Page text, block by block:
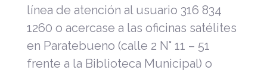
línea de atención al usuario 316 834
1260 o acercase a las oficinas satélites
en Paratebueno (calle 2 N° 11 – 51
frente a la Biblioteca Municipal) o